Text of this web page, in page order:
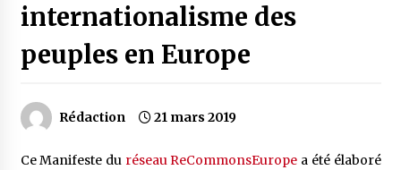
internationalisme des
peuples en Europe
Rédaction 21 mars 2019
Ce Manifeste du réseau ReCommonsEurope a été élaboré